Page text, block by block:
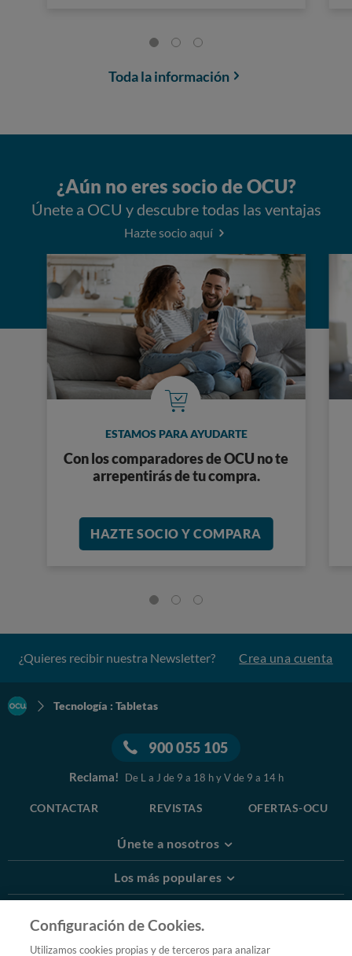
Toda la información
¿Aún no eres socio de OCU?
Únete a OCU y descubre todas las ventajas
Hazte socio aquí
ESTAMOS PARA AYUDARTE
Con los comparadores de OCU no te
arrepentirás de tu compra.
HAZTE SOCIO Y COMPARA
¿Quieres recibir nuestra Newsletter? Crea una cuenta
Tecnología : Tabletas
900 055 105
Reclama! De L a J de 9 a 18 h y V de 9 a 14 h
CONTACTAR REVISTAS OFERTAS-OCU
Únete a nosotros
Los más populares
Más Información
Configuración de Cookies.
Utilizamos cookies propias y de terceros para analizar